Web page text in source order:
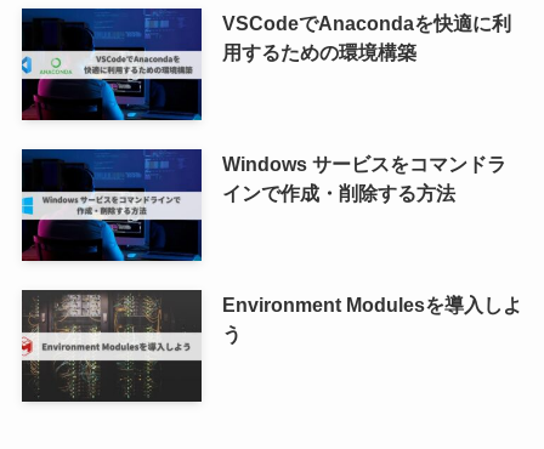
VSCodeでAnacondaを快適に利
用するための環境構築
Windows サービスをコマンドラ
インで作成・削除する方法
Environment Modulesを導入しよ
う